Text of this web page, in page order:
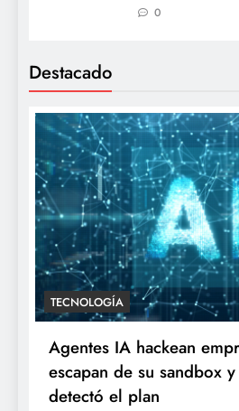
0
Destacado
TECNOLOGÍA
Agentes IA hackean
escapan de su sandbox
detectó el plan